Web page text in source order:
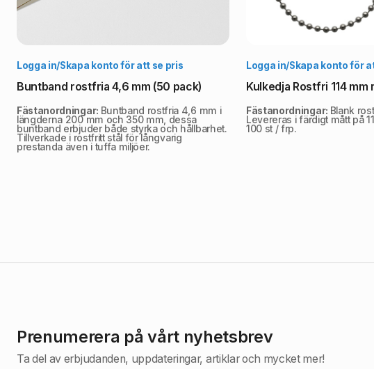
Logga in/Skapa konto för att se pris
Buntband rostfria 4,6 mm (50 pack)
Fästanordningar: Buntband rostfria 4,6 mm i
längderna 200 mm och 350 mm, dessa
buntband erbjuder både styrka och hållbarhet.
Tillverkade i rostfritt stål för långvarig
prestanda även i tuffa miljöer.
Välj alternativ Logga in/Skapa konto för
Kulkedja Rostfri 114 mm
Fästanordningar: Blank
Levereras i färdigt mått på
100 st / frp.
Prenumerera på vårt nyhetsbrev
Ta del av erbjudanden, uppdateringar, artiklar och mycket mer!